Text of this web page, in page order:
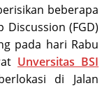
beberapa
Discussion (FGD)
pada hari Rabu
Unversitas BSI
di Jalan